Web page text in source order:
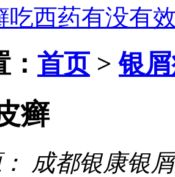
吃西药有没有
首页>银
癣
成都银康银